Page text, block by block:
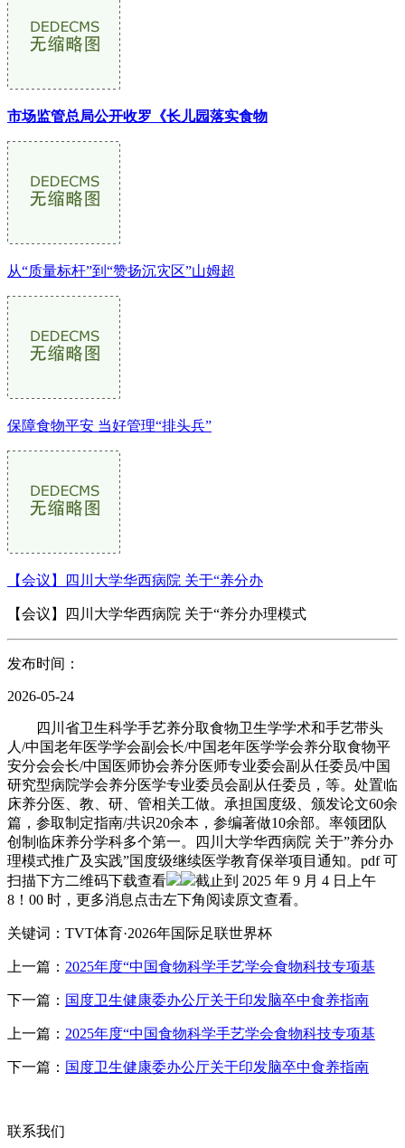
市场监管总局公开收罗《长儿园落实食物
从“质量标杆”到“赞扬沉灾区”山姆超
保障食物平安 当好管理“排头兵”
【会议】四川大学华西病院 关于“养分办
【会议】四川大学华西病院 关于“养分办理模式
发布时间：
2026-05-24
四川省卫生科学手艺养分取食物卫生学学术和手艺带头
人/中国老年医学学会副会长/中国老年医学学会养分取食物平
安分会会长/中国医师协会养分医师专业委会副从任委员/中国
研究型病院学会养分医学专业委员会副从任委员，等。处置临
床养分医、教、研、管相关工做。承担国度级、颁发论文60余
篇，参取制定指南/共识20余本，参编著做10余部。率领团队
创制临床养分学科多个第一。四川大学华西病院 关于”养分办
理模式推广及实践”国度级继续医学教育保举项目通知。pdf 可
扫描下方二维码下载查看
截止到 2025 年 9 月 4 日上午
8！00 时，更多消息点击左下角阅读原文查看。
关键词：TVT体育·2026年国际足联世界杯
上一篇： 2025年度“中国食物科学手艺学会食物科技专项基
下一篇： 国度卫生健康委办公厅关于印发脑卒中食养指南
上一篇： 2025年度“中国食物科学手艺学会食物科技专项基
下一篇： 国度卫生健康委办公厅关于印发脑卒中食养指南
联系我们